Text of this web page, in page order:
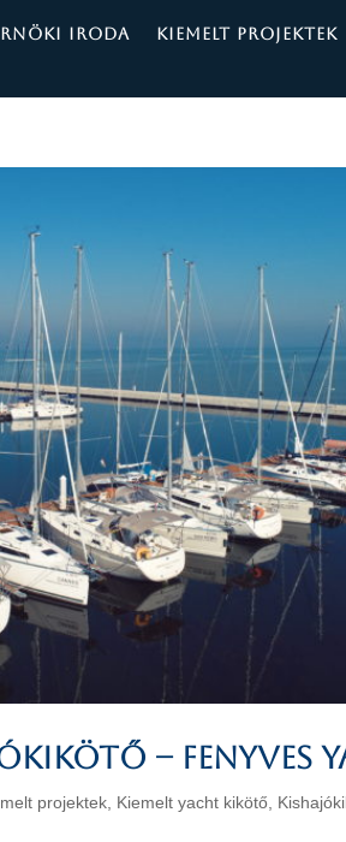
IRODA KIEMELT PROJEKTEK
– Fenyves
projektek Kiemelt yacht kikötő